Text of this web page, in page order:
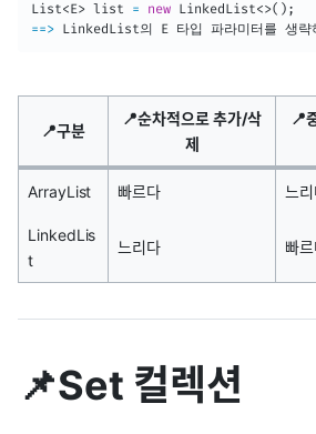
List<E> list = new LinkedList<>( ) ;
==> LinkedList의 E 타입 파라미터를 생략
📍구분
📍순차적으로 추가/삭
제
📍
ArrayList 빠르다 느
LinkedLis
t
느리다 빠
📌Set 컬렉션